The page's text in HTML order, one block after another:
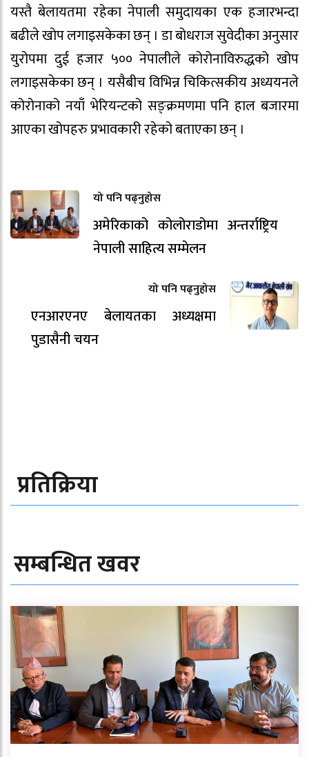
यस्तै बेलायतमा रहेका नेपाली समुदायका एक हजारभन्दा
बढीले खोप लगाइसकेका छन् । डा बोधराज सुवेदीका अनुसार
युरोपमा दुई हजार ५०० नेपालीले कोरोनाविरुद्धको खोप
लगाइसकेका छन् । यसैबीच विभिन्न चिकित्सकीय अध्ययनले
कोरोनाको नयाँ भेरियन्टको सङ्क्रमणमा पनि हाल बजारमा
आएका खोपहरु प्रभावकारी रहेको बताएका छन् ।
यो पनि पढ्नुहोस
अमेरिकाको कोलोराडोमा अन्तर्राष्ट्रिय
नेपाली साहित्य सम्मेलन
यो पनि पढ्नुहोस
एनआरएनए बेलायतका अध्यक्षमा
पुडासैनी चयन
प्रतिक्रिया
सम्बन्धित खवर